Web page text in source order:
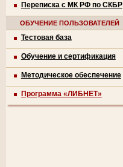
Переписка с МК РФ по СКБР
ОБУЧЕНИЕ ПОЛЬЗОВАТЕЛЕЙ
Тестовая база
Обучение и сертификация
Методическое обеспечение
Программа «ЛИБНЕТ»